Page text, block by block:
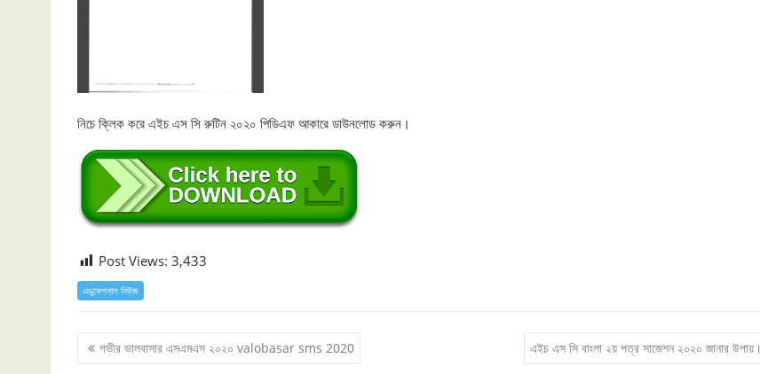
নিচে ক্লিক করে এইচ এস সি রুটিন ২০২০ পিডিএফ আকারে ডাউনলোড করুন।
Post Views: 3,433
এডুকেশনাল নিউজ
Post
navigation
গভীর ভালবাসার এসএমএস ২০২০ valobasar sms 2020 এইচ এস সি বাংলা ২য় পত্র সাজেশন ২০২০ জানার উপায়।